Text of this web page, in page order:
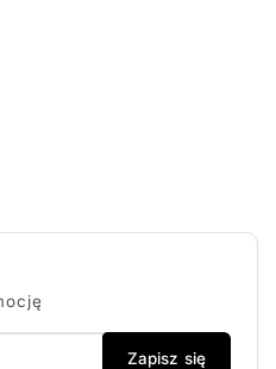
Zapisz się